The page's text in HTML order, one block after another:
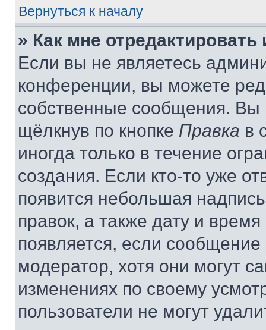
Вернуться к началу
» Как мне
Если вы не являетесь
конференции, вы можете
собственные сообщения. Вы
щёлкнув по кнопке Правка в
иногда только в течение
создания. Если кто-то уже
появится небольшая
правок, а также дату и
появляется, если
модератор, хотя они могут
изменениях по своему
пользователи не могут